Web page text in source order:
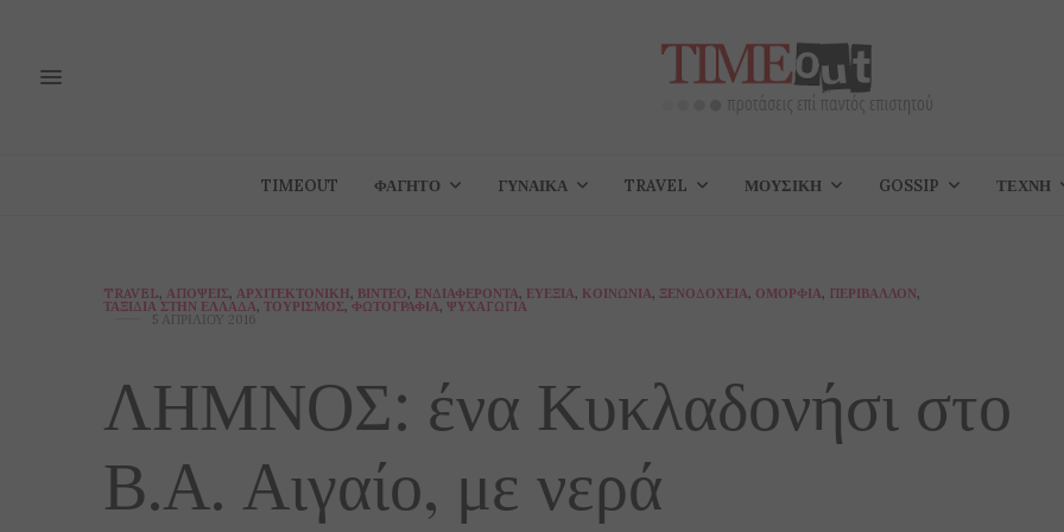
TIMEOUT ΦΑΓΗΤΌ ΓΥΝΑΊΚΑ TRAVEL ΜΟΥΣΙΚΉ GOSSIP ΤΈΧΝΗ
TRAVEL, ΑΠΌΨΕΙΣ, ΑΡΧΙΤΕΚΤΟΝΙΚΉ, ΒΊΝΤΕΟ, ΕΝΔΙΑΦΈΡΟΝΤΑ, ΕΥΕΞΊΑ, ΚΟΙΝΩΝΊΑ, ΞΕΝΟΔΟΧΕΊΑ, ΟΜΟΡΦΙΆ, ΠΕΡΙΒΆΛΛΟΝ,
ΤΑΞΊΔΙΑ ΣΤΗΝ ΕΛΛΆΔΑ, ΤΟΥΡΙΣΜΌΣ, ΦΩΤΟΓΡΑΦΊΑ, ΨΥΧΑΓΩΓΊΑ
5 ΑΠΡΙΛΊΟΥ 2016
ΛΗΜΝΟΣ: ένα Κυκλαδονήσι στο
Β.Α. Αιγαίο, με νερά